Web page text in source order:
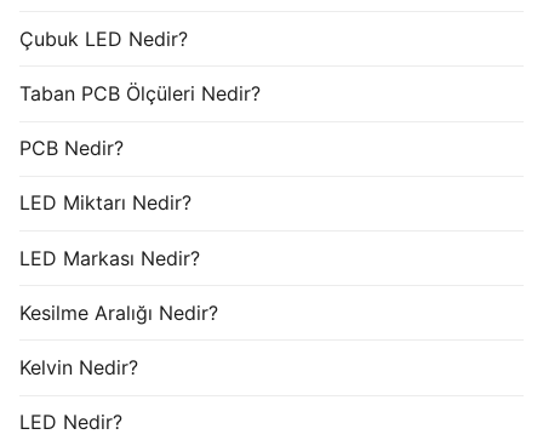
Çubuk LED Nedir?
Taban PCB Ölçüleri Nedir?
PCB Nedir?
LED Miktarı Nedir?
LED Markası Nedir?
Kesilme Aralığı Nedir?
Kelvin Nedir?
LED Nedir?